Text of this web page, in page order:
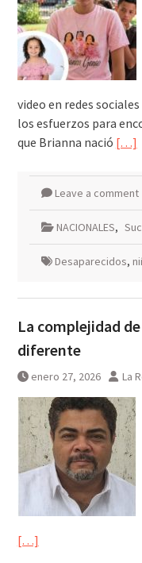
video en redes
los esfuerzos para
que Brianna nació […]
Leave a comment
NACIONALES,
Desaparecidos,
La complejidad
diferente
enero 27, 2026 La
[…]